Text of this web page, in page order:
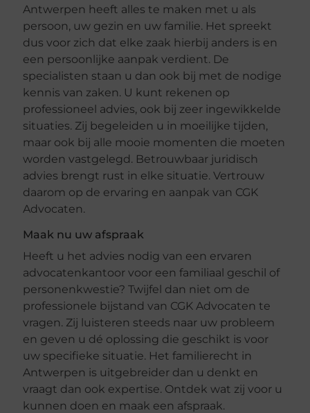
Antwerpen heeft alles te maken met u als
persoon, uw gezin en uw familie. Het spreekt
dus voor zich dat elke zaak hierbij anders is en
een persoonlijke aanpak verdient. De
specialisten staan u dan ook bij met de nodige
kennis van zaken. U kunt rekenen op
professioneel advies, ook bij zeer ingewikkelde
situaties. Zij begeleiden u in moeilijke tijden,
maar ook bij alle mooie momenten die moeten
worden vastgelegd. Betrouwbaar juridisch
advies brengt rust in elke situatie. Vertrouw
daarom op de ervaring en aanpak van CGK
Advocaten.
Maak nu uw afspraak
Heeft u het advies nodig van een ervaren
advocatenkantoor voor een familiaal geschil of
personenkwestie? Twijfel dan niet om de
professionele bijstand van CGK Advocaten te
vragen. Zij luisteren steeds naar uw probleem
en geven u dé oplossing die geschikt is voor
uw specifieke situatie. Het familierecht in
Antwerpen is uitgebreider dan u denkt en
vraagt dan ook expertise. Ontdek wat zij voor u
kunnen doen en maak een afspraak.